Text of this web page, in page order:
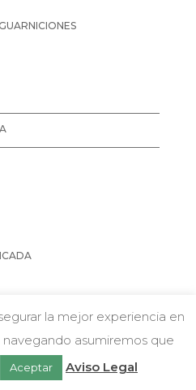
Y CONEJO
w Chatea con nosotros
la mejor experiencia en
asumiremos que
Aceptar Aviso Legal